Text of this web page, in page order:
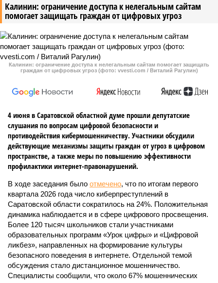
Калинин: ограничение доступа к нелегальным сайтам
помогает защищать граждан от цифровых угроз
Калинин: ограничение доступа к нелегальным сайтам помогает защищать
граждан от цифровых угроз (фото: vvesti.com / Виталий Рагулин)
4 июня в Саратовской областной думе прошли депутатские
слушания по вопросам цифровой безопасности и
противодействия кибермошенничеству. Участники обсудили
действующие механизмы защиты граждан от угроз в цифровом
пространстве, а также меры по повышению эффективности
профилактики интернет-правонарушений.
В ходе заседания было отмечено, что по итогам первого
квартала 2026 года число киберпреступлений в
Саратовской области сократилось на 24%. Положительная
динамика наблюдается и в сфере цифрового просвещения.
Более 120 тысяч школьников стали участниками
образовательных программ «Урок цифры» и «Цифровой
ликбез», направленных на формирование культуры
безопасного поведения в интернете. Отдельной темой
обсуждения стало дистанционное мошенничество.
Специалисты сообщили, что около 67% мошеннических